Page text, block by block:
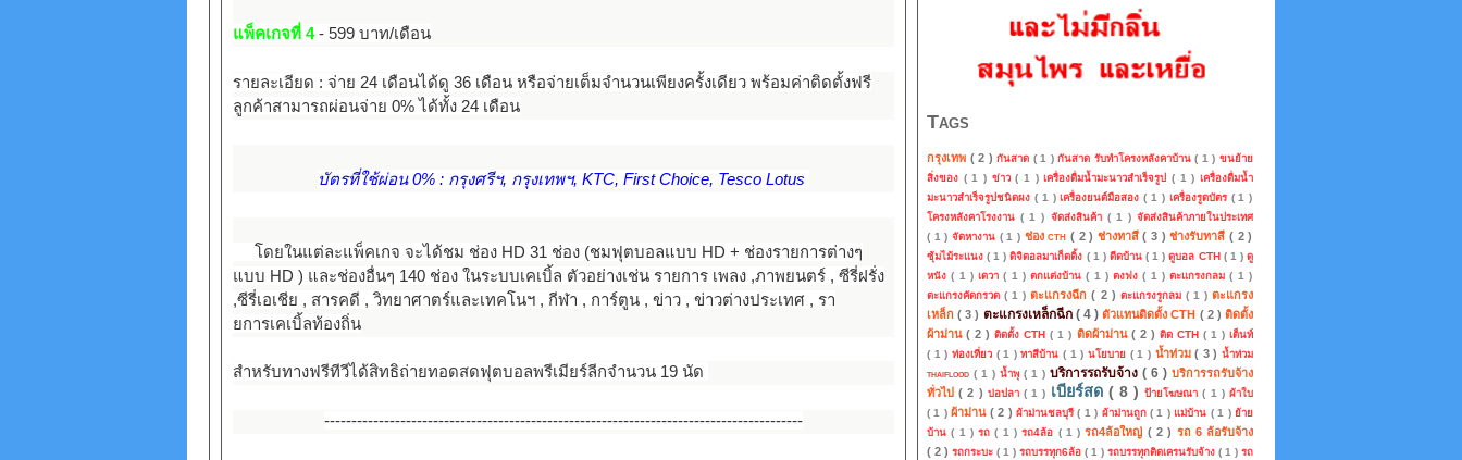
แพ็คเกจที่ 4- 599 บาท/เดือน
รายละเอียด : จ่าย 24 เดือนได้ดู 36 เดือน หรือจ่ายเต็มจำนวนเพียงครั้งเดียว พร้อมค่าติดตั้งฟรี
ลูกค้าสามารถผ่อนจ่าย 0% ได้ทั้ง 24 เดือน
บัตรที่ใช้ผ่อน 0% : กรุงศรีฯ, กรุงเทพฯ, KTC, First Choice, Tesco Lotus
โดยในแต่ละแพ็คเกจ จะได้ชม ช่อง HD 31 ช่อง (ชมฟุตบอลแบบ HD + ช่องรายการต่างๆ
แบบ HD ) และช่องอื่นๆ 140 ช่อง ในระบบเคเบิ้ล ตัวอย่างเช่น รายการ เพลง ,ภาพยนตร์ , ซีรี่ฝรั่ง
,ซีรี่เอเชีย , สารคดี , วิทยาศาตร์และเทคโนฯ , กีฬา , การ์ตูน , ข่าว , ข่าวต่างประเทศ , รา
ยการเคเบิ้ลท้องถิ่น
สำหรับทางฟรีทีวีได้สิทธิถ่ายทอดสดฟุตบอลพรีเมียร์ลีกจำนวน 19 นัด
----------------------------------------------------------------------------------------
Tags
กรุงเทพ ( 2 )กันสาด ( 1 )กันสาด รับทำโครงหลังคาบ้าน( 1 )ขนย้าย
สิ่งของ ( 1 ) ข่าว( 1 )เครื่องดื่มน้ำมะนาวสำเร็จรูป( 1 )เครื่องดื่มน้ำ
มะนาวสำเร็จรูปชนิดผง ( 1 )เครื่องยนต์มือสอง( 1 ) เครื่องรูดบัตร ( 1 )
โครงหลังคาโรงงาน( 1 ) จัดส่งสินค้า ( 1 ) จัดส่งสินค้าภายในประเทศ
( 1 ) จัดหางาน ( 1 ) ช่อง cth ( 2 ) ช่างทาสี( 3 )ช่างรับทาสี( 2 )
ซุ้มไม้ระแนง( 1 )ดิจิตอลมาเก็ตติ้ง ( 1 ) ดีดบ้าน( 1 )ดูบอล CTH ( 1 )ดู
หนัง( 1 ) เดวา( 1 ) ตกแต่งบ้าน( 1 ) ตงฟง( 1 ) ตะแกรงกลม( 1 )
ตะแกรงคัดกรวด( 1 )ตะแกรงฉีก( 2 ) ตะแกรงรูกลม ( 1 )ตะแกรง
เหล็ก( 3 ) ตะแกรงเหล็กฉีก ( 4 )ตัวแทนติดตั้ง CTH ( 2 )ติดตั้ง
ผ้าม่าน( 2 )ติดตั้ง CTH( 1 ) ติดผ้าม่าน ( 2 ) ติด CTH ( 1 )เต็นท์
( 1 ) ท่องเที่ยว ( 1 )ทาสีบ้าน( 1 ) นโยบาย ( 1 ) น้ำท่วม( 3 )น้ำท่วม
thaiflood ( 1 ) น้ำพุ ( 1 ) บริการรถรับจ้าง ( 6 ) บริการรถรับจ้าง
ทั่วไป( 2 ) บ่อปลา ( 1 ) เบียร์สด ( 8 )ป้ายโฆษณา( 1 ) ผ้าใบ
( 1 )ผ้าม่าน ( 2 ) ผ้าม่านชลบุรี( 1 ) ผ้าม่านถูก( 1 ) แม่บ้าน ( 1 )ย้าย
บ้าน( 1 )รถ( 1 )รถ4ล้อ ( 1 )รถ4ล้อใหญ่ ( 2 ) รถ 6 ล้อรับจ้าง
( 2 ) รถกระบะ ( 1 ) รถบรรทุก6ล้อ ( 1 ) รถบรรทุกติดเครนรับจ้าง ( 1 ) รถ